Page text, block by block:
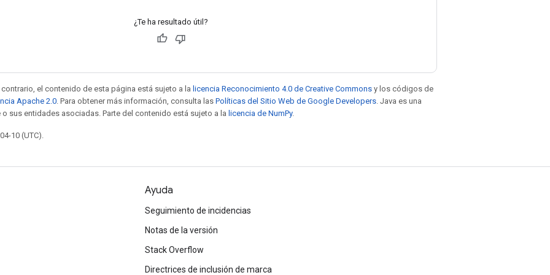
¿Te ha resultado útil?
el contenido de esta página está sujeto a la licencia Reconocimiento 4.0 de Creative Commons y los códigos de
Apache 2.0 . Para obtener más información, consulta las Políticas del Sitio Web de Google Developers . Java es una
sus entidades asociadas. Parte del contenido está sujeto a la licencia de NumPy.
10 (UTC).
Ayuda
Seguimiento de incidencias
Notas de la versión
Stack Overflow
Directrices de inclusión de marca